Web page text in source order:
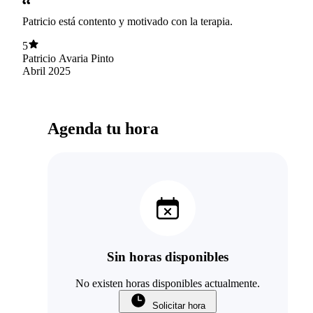
Patricio está contento y motivado con la terapia.
5
Patricio Avaria Pinto
Abril 2025
Agenda tu hora
Sin horas disponibles
No existen horas disponibles actualmente.
Solicitar hora